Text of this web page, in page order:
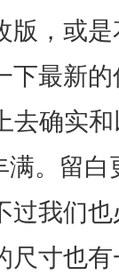
版，或
下最新
去确实
。留
过我们
尺寸也